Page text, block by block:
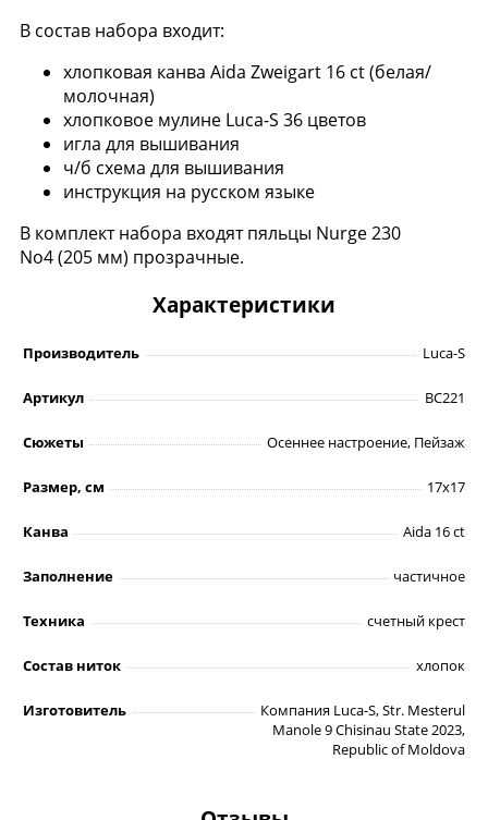
В состав набора входит:
хлопковая канва Aida Zweigart 16 ct (белая/
молочная)
хлопковое мулине Luca-S 36 цветов
игла для вышивания
ч/б схема для вышивания
инструкция на русском языке
В комплект набора входят пяльцы Nurge 230
No4 (205 мм) прозрачные.
Характеристики
Производитель Luca-S
Артикул BC221
Сюжеты Осеннее настроение, Пейзаж
Размер, см 17х17
Канва Aida 16 ct
Заполнение частичное
Техника счетный крест
Состав ниток хлопок
Изготовитель
Компания Luca-S, Str. Mesterul
Manole 9 Chisinau State 2023,
Republic of Moldova